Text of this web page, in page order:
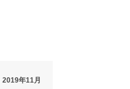
2019年11月